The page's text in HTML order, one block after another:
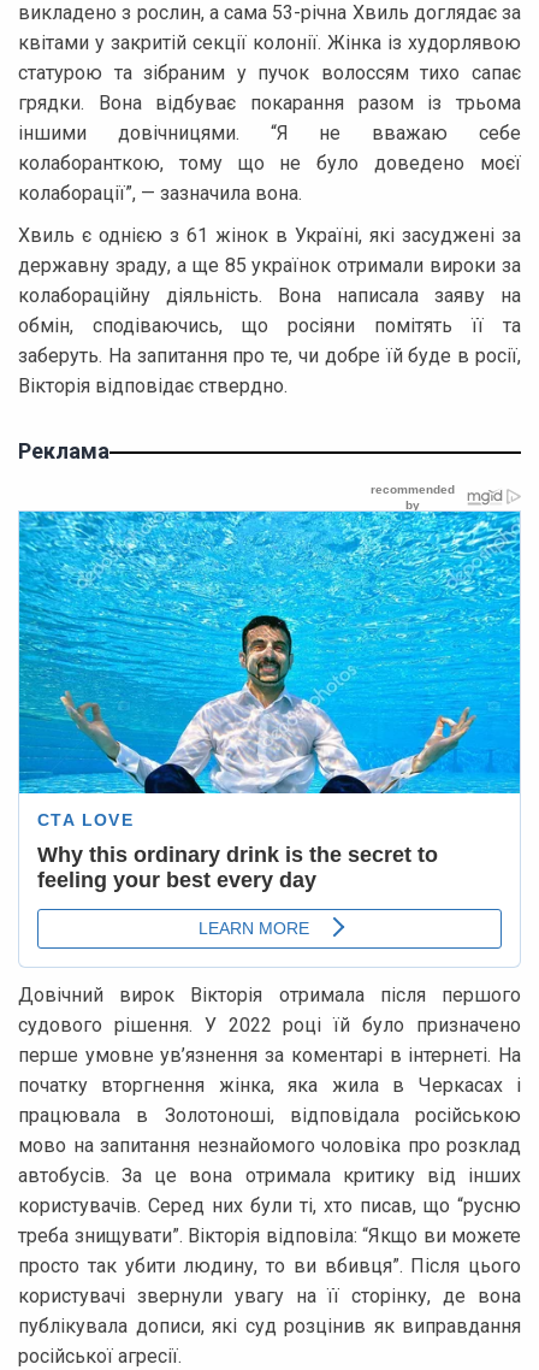
викладено з рослин, а сама 53-річна Хвиль доглядає за
квітами у закритій секції колонії. Жінка із худорлявою
статурою та зібраним у пучок волоссям тихо сапає
грядки. Вона відбуває покарання разом із трьома
іншими довічницями. “Я не вважаю себе
колаборанткою, тому що не було доведено моєї
колаборації”, — зазначила вона.
Хвиль є однією з 61 жінок в Україні, які засуджені за
державну зраду, а ще 85 українок отримали вироки за
колабораційну діяльність. Вона написала заяву на
обмін, сподіваючись, що росіяни помітять її та
заберуть. На запитання про те, чи добре їй буде в росії,
Вікторія відповідає ствердно.
Реклама
Довічний вирок Вікторія отримала після першого
судового рішення. У 2022 році їй було призначено
перше умовне ув’язнення за коментарі в інтернеті. На
початку вторгнення жінка, яка жила в Черкасах і
працювала в Золотоноші, відповідала російською
мово на запитання незнайомого чоловіка про розклад
автобусів. За це вона отримала критику від інших
користувачів. Серед них були ті, хто писав, що “русню
треба знищувати”. Вікторія відповіла: “Якщо ви можете
просто так убити людину, то ви вбивця”. Після цього
користувачі звернули увагу на її сторінку, де вона
публікувала дописи, які суд розцінив як виправдання
російської агресії.